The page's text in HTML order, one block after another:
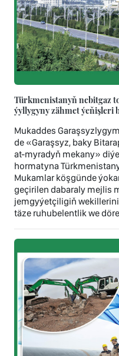
Türkmenistanyň nebitgaz
ýyllygyny zähmet ýeňişleri
Mukaddes
de «Garaşsyz, baky
at-myradyň mekany»
hormatyna
Mukamlar köşgünde
geçirilen dabaraly mejlis
jemgyýetçiligiň
täze ruhubelentlik we